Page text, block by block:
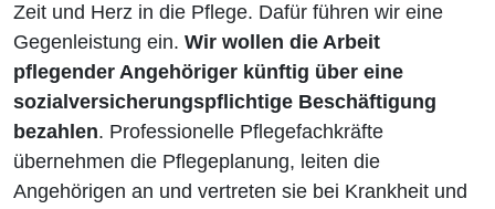
Zeit und Herz in die Pflege. Dafür führen wir eine
Gegenleistung ein. Wir wollen die Arbeit
pflegender Angehöriger künftig über eine
sozialversicherungspflichtige Beschäftigung
bezahlen. Professionelle Pflegefachkräfte
übernehmen die Pflegeplanung, leiten die
Angehörigen an und vertreten sie bei Krankheit und